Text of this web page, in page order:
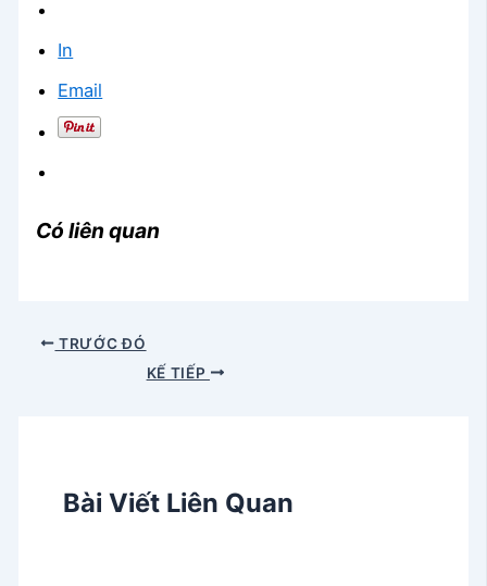
In
Email
Có liên quan
TRƯỚC ĐÓ
KẾ TIẾP
Bài Viết Liên Quan